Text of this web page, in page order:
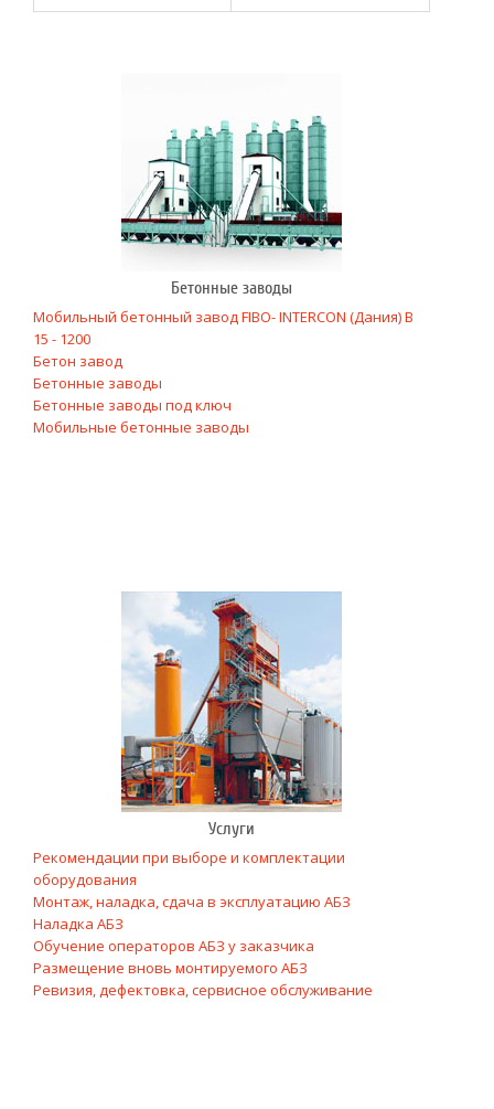
Бетонные заводы
Мобильный бетонный завод FIBO- INTERCON (Дания) В
15 - 1200
Бетон завод
Бетонные заводы
Бетонные заводы под ключ
Мобильные бетонные заводы
Услуги
Рекомендации при выборе и комплектации
оборудования
Монтаж, наладка, сдача в эксплуатацию АБЗ
Наладка АБЗ
Обучение операторов АБЗ у заказчика
Размещение вновь монтируемого АБЗ
Ревизия, дефектовка, сервисное обслуживание